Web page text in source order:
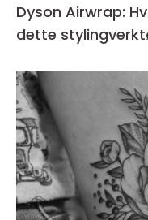
Dyson Airwrap:
dette